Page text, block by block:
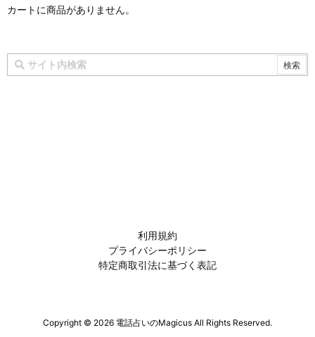
カートに商品がありません。
利用規約
プライバシーポリシー
特定商取引法に基づく表記
Copyright © 2026 電話占いのMagicus All Rights Reserved.